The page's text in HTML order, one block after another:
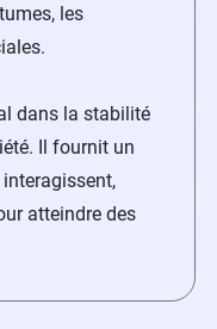
les
dans la stabilité
Il fournit un
atteindre des